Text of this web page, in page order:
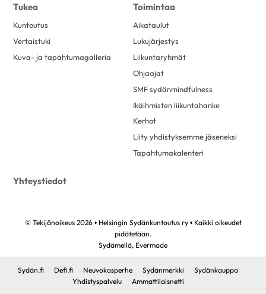
Tukea
Kuntoutus
Vertaistuki
Kuva- ja tapahtumagalleria
Toimintaa
Aikataulut
Lukujärjestys
Liikuntaryhmät
Ohjaajat
SMF sydänmindfulness
Ikäihmisten liikuntahanke
Kerhot
Liity yhdistyksemme jäseneksi
Tapahtumakalenteri
Yhteystiedot
© Tekijänoikeus 2026 • Helsingin Sydänkuntoutus ry • Kaikki oikeudet
pidätetään.
Sydämellä, Evermade
Sydän.fi Defi.fi Neuvokasperhe Sydänmerkki
Sydänkauppa
Yhdistyspalvelu
Ammattilaisnetti